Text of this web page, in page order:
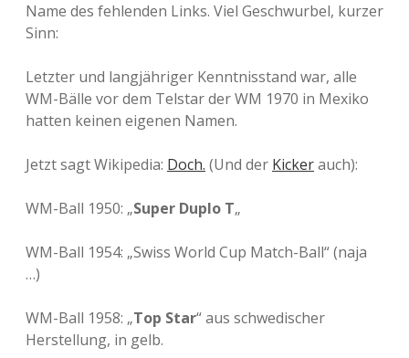
Name des fehlenden Links. Viel Geschwurbel, kurzer
Sinn:
Letzter und langjähriger Kenntnisstand war, alle
WM-Bälle vor dem Telstar der WM 1970 in Mexiko
hatten keinen eigenen Namen.
Jetzt sagt Wikipedia: Doch. (Und der Kickerauch):
WM-Ball 1950: „Super Duplo T„
WM-Ball 1954: „Swiss World Cup Match-Ball“ (naja
…)
WM-Ball 1958: „Top Star“ aus schwedischer
Herstellung, in gelb.